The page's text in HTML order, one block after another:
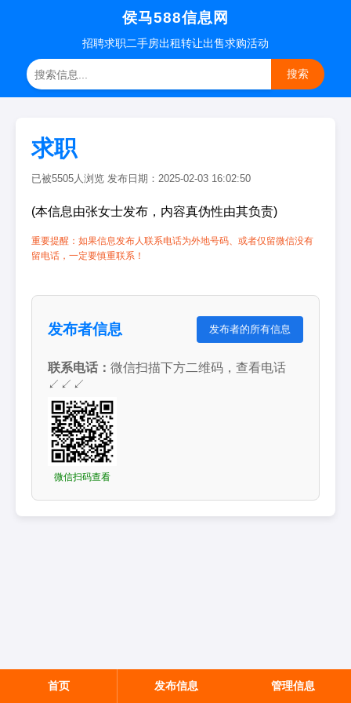
侯马588信息网
招聘求职二手房出租转让出售求购活动
搜索
求职
已被5505人浏览 发布日期：2025-02-03 16:02:50
(本信息由张女士发布，内容真伪性由其负责)
重要提醒：如果信息发布人联系电话为外地号码、或者仅留微信没有
留电话，一定要慎重联系！
发布者信息 发布者的所有信息
联系电话： 微信扫描下方二维码，查看电话
↙↙↙
微信扫码查看
首页 发布信息 管理信息